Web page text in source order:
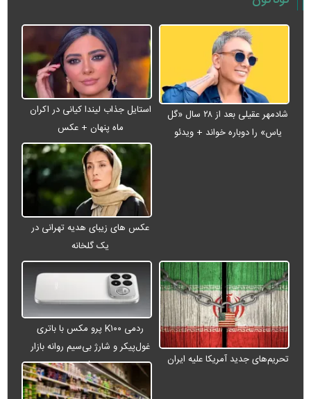
شادمهر عقیلی بعد از ۲۸ سال «گل
یاس» را دوباره خواند + ویدئو
استایل جذاب لیندا کیانی در اکران
ماه پنهان + عکس
عکس های زیبای هدیه تهرانی در
یک گلخانه
تحریم‌های جدید آمریکا علیه ایران
ردمی K۱۰۰ پرو مکس با باتری
غول‌پیکر و شارژ بی‌سیم روانه بازار
می‌شود